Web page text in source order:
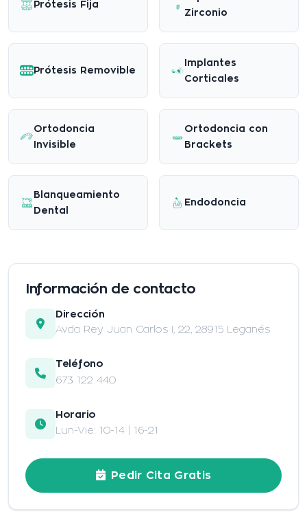
Prótesis Fija
Zirconio
Prótesis Removible
Implantes
Corticales
Ortodoncia
Invisible
Ortodoncia con
Brackets
Blanqueamiento
Dental
Endodoncia
Información de contacto
Dirección
Avda Rey Juan Carlos I, 22, 28915 Leganés
Teléfono
673 122 440
Horario
Lun-Vie: 10-14 | 16-21
Pedir Cita Gratis